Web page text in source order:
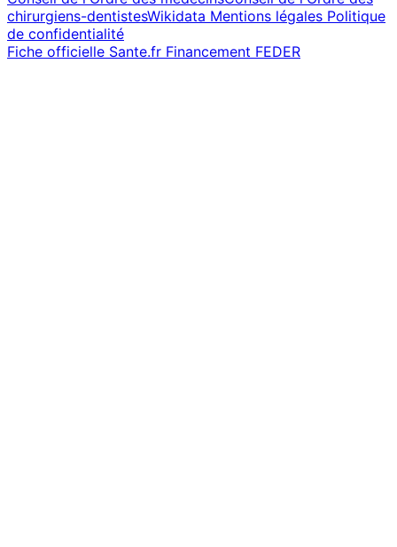
chirurgiens-dentistesWikidata Mentions légales Politique
de confidentialité
Fiche officielle Sante.fr Financement FEDER